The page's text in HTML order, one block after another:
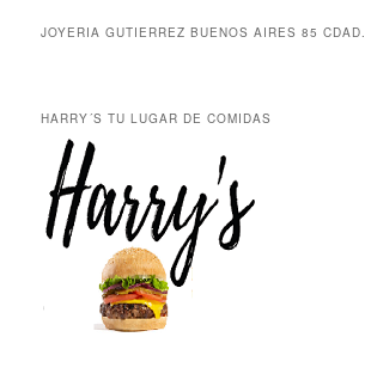
JOYERIA GUTIERREZ BUENOS AIRES 85 CDAD.
HARRY´S TU LUGAR DE COMIDAS